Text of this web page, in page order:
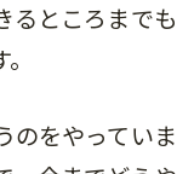
るところまでも
のをやっていま